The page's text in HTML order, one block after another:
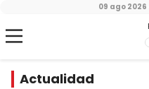
09 ago 2026
Actualidad